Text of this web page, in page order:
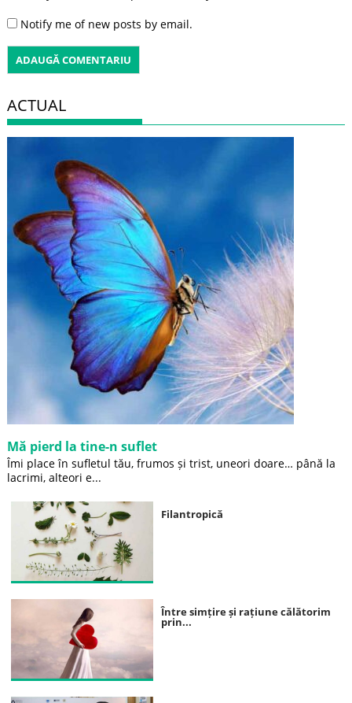
Notify me of new posts by email.
ACTUAL
Mă pierd la tine-n suflet
Îmi place în sufletul tău, frumos și trist, uneori doare… până la
lacrimi, alteori e...
Filantropică
Între simțire și rațiune călătorim
prin...